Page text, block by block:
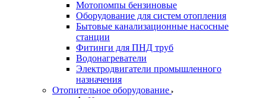
Мотопомпы бензиновые
Оборудование для систем отопления
Бытовые канализационные насосные
станции
Фитинги для ПНД труб
Водонагреватели
Электродвигатели промышленного
назначения
Отопительное оборудование